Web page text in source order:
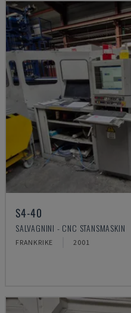
S4-40
SALVAGNINI - CNC STANSMASKIN
FRANKRIKE 2001